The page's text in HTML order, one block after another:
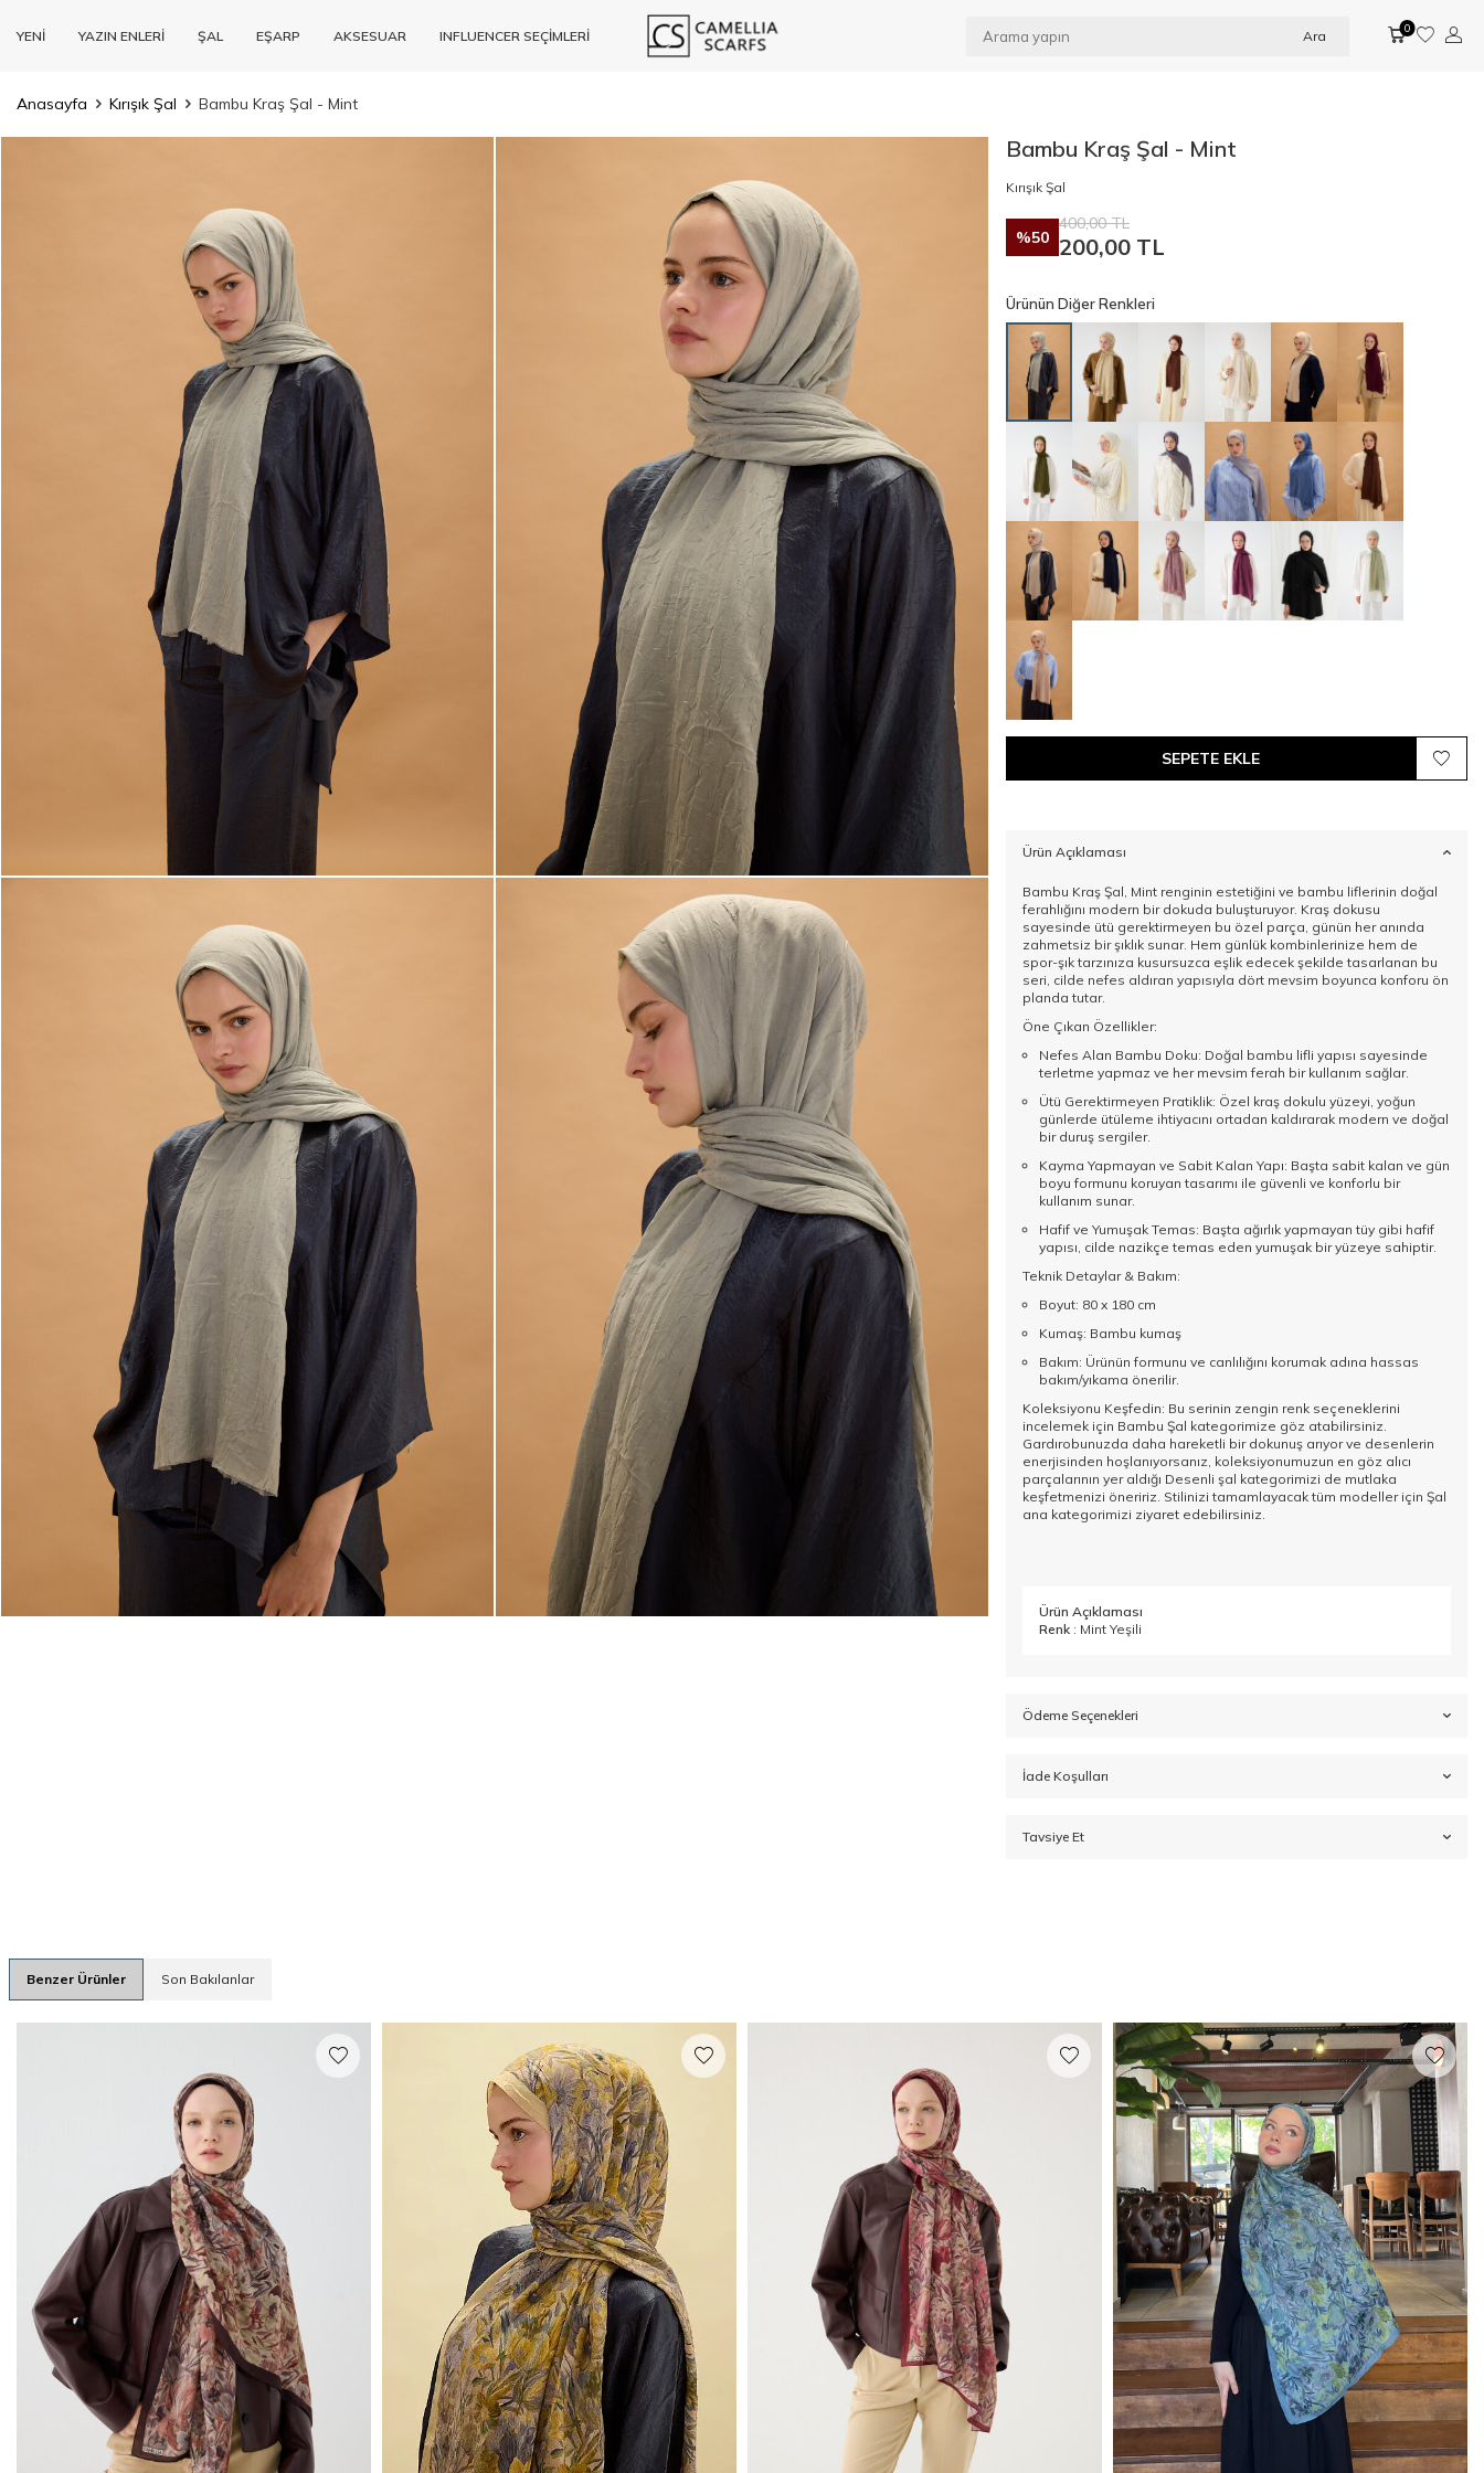
YENİ YAZIN ENLERİ ŞAL EŞARP AKSESUAR INFLUENCER SEÇİMLERİ Ara 0
Anasayfa Kırışık Şal Bambu Kraş Şal - Mint
Bambu Kraş Şal - Mint
Kırışık Şal
%50
400,00TL
200,00 TL
Ürünün Diğer Renkleri
SEPETE EKLE
Ürün Açıklaması
Bambu Kraş Şal, Mint renginin estetiğini ve bambu liflerinin doğal
ferahlığını modern bir dokuda buluşturuyor. Kraş dokusu
sayesinde ütü gerektirmeyen bu özel parça, günün her anında
zahmetsiz bir şıklık sunar. Hem günlük kombinlerinize hem de
spor-şık tarzınıza kusursuzca eşlik edecek şekilde tasarlanan bu
seri, cilde nefes aldıran yapısıyla dört mevsim boyunca konforu ön
planda tutar.
Öne Çıkan Özellikler:
Nefes Alan Bambu Doku: Doğal bambu lifli yapısı sayesinde
terletme yapmaz ve her mevsim ferah bir kullanım sağlar.
Ütü Gerektirmeyen Pratiklik: Özel kraş dokulu yüzeyi, yoğun
günlerde ütüleme ihtiyacını ortadan kaldırarak modern ve doğal
bir duruş sergiler.
Kayma Yapmayan ve Sabit Kalan Yapı: Başta sabit kalan ve gün
boyu formunu koruyan tasarımı ile güvenli ve konforlu bir
kullanım sunar.
Hafif ve Yumuşak Temas: Başta ağırlık yapmayan tüy gibi hafif
yapısı, cilde nazikçe temas eden yumuşak bir yüzeye sahiptir.
Teknik Detaylar & Bakım:
Boyut: 80 x 180 cm
Kumaş: Bambu kumaş
Bakım: Ürünün formunu ve canlılığını korumak adına hassas
bakım/yıkama önerilir.
Koleksiyonu Keşfedin: Bu serinin zengin renk seçeneklerini
incelemek için Bambu Şal kategorimize göz atabilirsiniz.
Gardırobunuzda daha hareketli bir dokunuş arıyor ve desenlerin
enerjisinden hoşlanıyorsanız, koleksiyonumuzun en göz alıcı
parçalarının yer aldığı Desenli şal kategorimizi de mutlaka
keşfetmenizi öneririz. Stilinizi tamamlayacak tüm modeller için Şal
ana kategorimizi ziyaret edebilirsiniz.
Ürün Açıklaması
Renk : Mint Yeşili
Ödeme Seçenekleri
İade Koşulları
Tavsiye Et
Benzer Ürünler Son Bakılanlar